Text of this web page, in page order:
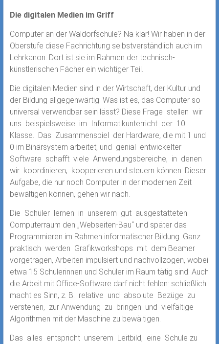
Die digitalen Medien im Griff
Computer an der Waldorfschule? Na klar! Wir haben in der
Oberstufe diese Fachrichtung selbstverständlich auch im
Lehrkanon. Dort ist sie im Rahmen der technisch-
künstlerischen Fächer ein wichtiger Teil.
Die digitalen Medien sind in der Wirtschaft, der Kultur und
der Bildung allgegenwärtig. Was ist es, das Computer so
universal verwendbar sein lässt? Diese Frage stellen wir
uns beispielsweise im Informatikunterricht der 10.
Klasse. Das Zusammenspiel der Hardware, die mit 1 und
0 im Binärsystem arbeitet, und genial entwickelter
Software schafft viele Anwendungsbereiche, in denen
wir koordinieren, kooperieren und steuern können. Dieser
Aufgabe, die nur noch Computer in der modernen Zeit
bewältigen können, gehen wir nach.
Die Schüler lernen in unserem gut ausgestatteten
Computerraum den „Webseiten-Bau“ und später das
Programmieren im Rahmen informatischer Bildung. Ganz
praktisch werden Grafikworkshops mit dem Beamer
vorgetragen, Arbeiten impulsiert und nachvollzogen, wobei
etwa 15 Schülerinnen und Schüler im Raum tätig sind. Auch
die Arbeit mit Office-Software darf nicht fehlen: schließlich
macht es Sinn, z. B. relative und absolute Bezüge zu
verstehen, zur Anwendung zu bringen und vielfältige
Algorithmen mit der Maschine zu bewältigen.
Das alles entspricht unserem Leitbild, eine Schule zu